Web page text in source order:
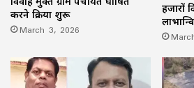
करने प्रक्रिया शुरू
March 3, 2026
हजारों